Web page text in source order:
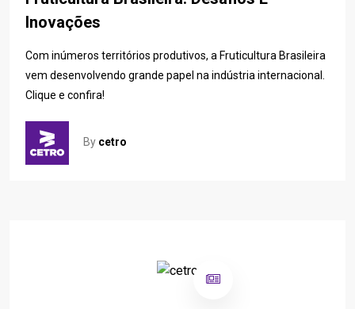
Inovações
Com inúmeros territórios produtivos, a Fruticultura Brasileira
vem desenvolvendo grande papel na indústria internacional.
Clique e confira!
By cetro